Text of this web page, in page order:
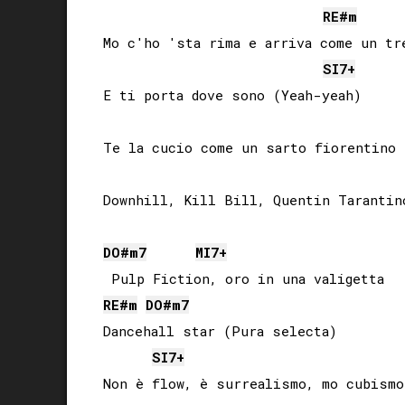
RE#m
Mo c'ho 'sta rima e arriva come un
SI7+
E ti porta dove sono (Yeah-yeah)
Te la cucio come un sarto fiorentino
Downhill, Kill Bill, Quentin
DO#m7 MI7+
RE#m DO#m7
Dancehall star (Pura selecta)
SI7+
Non è flow, è surrealismo, mo cubismo